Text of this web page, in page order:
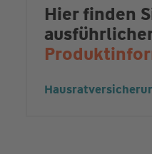
Hier finden